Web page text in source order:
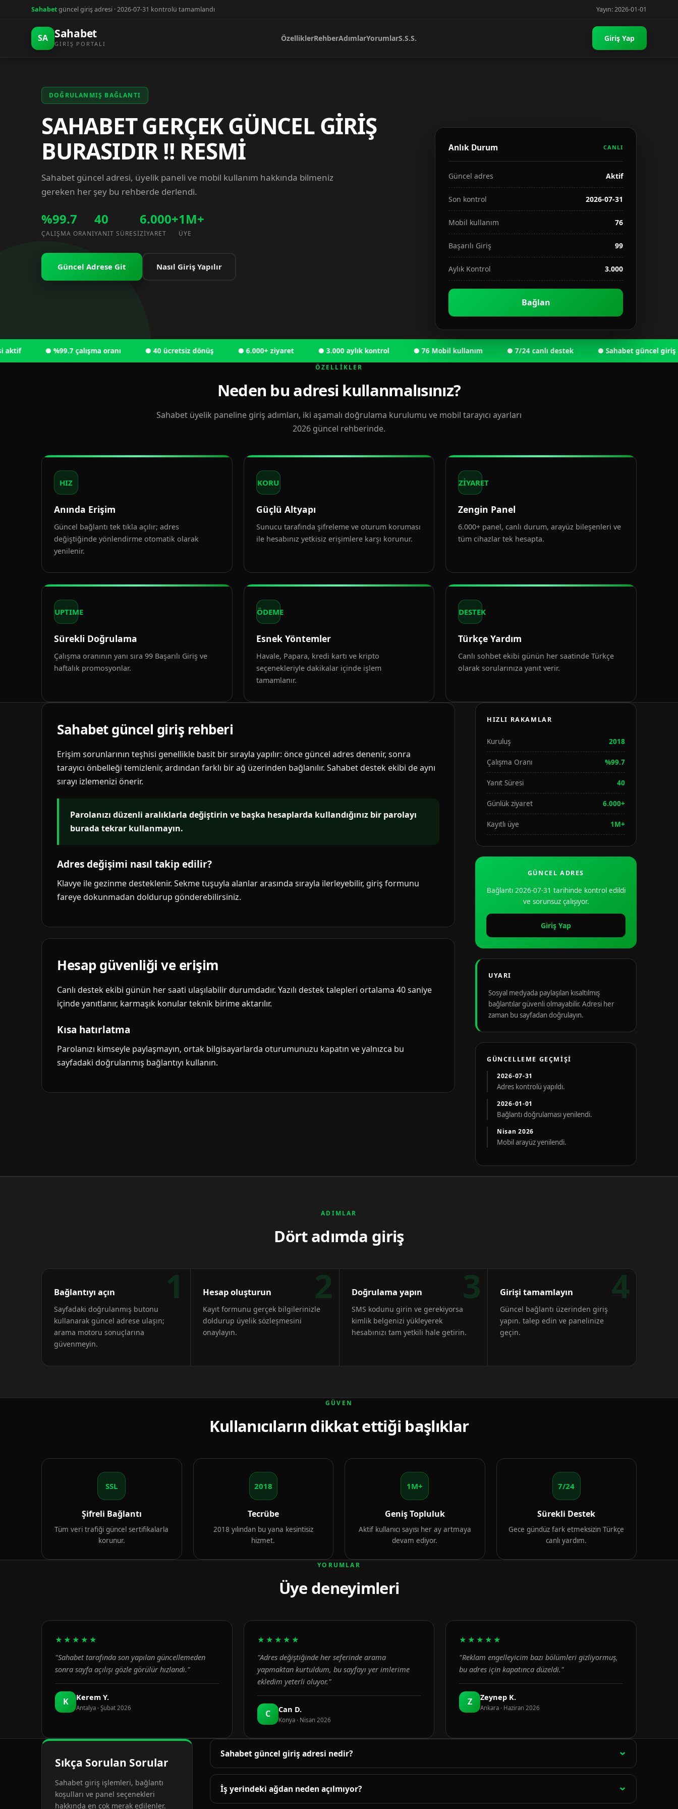
Sahabetgüncel giriş adresi · 2026-07-31 kontrolü tamamlandı Yayın: 2026-01-01
SA Sahabet
GIRIŞ PORTALI
ÖzelliklerRehberAdımlarYorumlarS.S.S. Giriş Yap
DOĞRULANMIŞ BAĞLANTI
SAHABET GERÇEK GÜNCEL GİRİŞ
BURASIDIR !! RESMİ
Sahabet güncel adresi, üyelik paneli ve mobil kullanım hakkında bilmeniz
gereken her şey bu rehberde derlendi.
%99.7
ÇALIŞMA ORANI
40
YANIT SÜRESI
6.000+
ZIYARET
1M+
ÜYE
Güncel Adrese Git Nasıl Giriş Yapılır
Anlık Durum CANLI
Güncel adres Aktif
Son kontrol 2026-07-31
Mobil kullanım 76
Başarılı Giriş 99
Aylık Kontrol 3.000
Bağlan
● %99.7 çalışma oranı ● 40 ücretsiz dönüş ● 6.000+ ziyaret ● 3.000 aylık kontrol ● 76 Mobil kullanım ● 7/24 canlı destek ● Sahabet güncel giriş
ÖZELLIKLER
Neden bu adresi kullanmalısınız?
Sahabet üyelik paneline giriş adımları, iki aşamalı doğrulama kurulumu ve mobil tarayıcı ayarları
2026 güncel rehberinde.
HIZ
Anında Erişim
Güncel bağlantı tek tıkla açılır; adres
değiştiğinde yönlendirme otomatik olarak
yenilenir.
KORU
Güçlü Altyapı
Sunucu tarafında şifreleme ve oturum koruması
ile hesabınız yetkisiz erişimlere karşı korunur.
ZİYARET
Zengin Panel
6.000+ panel, canlı durum, arayüz bileşenleri ve
tüm cihazlar tek hesapta.
UPTIME
Sürekli Doğrulama
Çalışma oranının yanı sıra 99 Başarılı Giriş ve
haftalık promosyonlar.
ÖDEME
Esnek Yöntemler
Havale, Papara, kredi kartı ve kripto
seçenekleriyle dakikalar içinde işlem
tamamlanır.
DESTEK
Türkçe Yardım
Canlı sohbet ekibi günün her saatinde Türkçe
olarak sorularınıza yanıt verir.
Sahabet güncel giriş rehberi
Erişim sorunlarının teşhisi genellikle basit bir sırayla yapılır: önce güncel adres denenir, sonra
tarayıcı önbelleği temizlenir, ardından farklı bir ağ üzerinden bağlanılır. Sahabet destek ekibi de aynı
sırayı izlemenizi önerir.
Parolanızı düzenli aralıklarla değiştirin ve başka hesaplarda kullandığınız bir parolayı
burada tekrar kullanmayın.
Adres değişimi nasıl takip edilir?
Klavye ile gezinme desteklenir. Sekme tuşuyla alanlar arasında sırayla ilerleyebilir, giriş formunu
fareye dokunmadan doldurup gönderebilirsiniz.
Hesap güvenliği ve erişim
Canlı destek ekibi günün her saati ulaşılabilir durumdadır. Yazılı destek talepleri ortalama 40 saniye
içinde yanıtlanır, karmaşık konular teknik birime aktarılır.
Kısa hatırlatma
Parolanızı kimseyle paylaşmayın, ortak bilgisayarlarda oturumunuzu kapatın ve yalnızca bu
sayfadaki doğrulanmış bağlantıyı kullanın.
HIZLI RAKAMLAR
Kuruluş 2018
Çalışma Oranı %99.7
Yanıt Süresi 40
Günlük ziyaret 6.000+
Kayıtlı üye 1M+
GÜNCEL ADRES
Bağlantı 2026-07-31 tarihinde kontrol edildi
ve sorunsuz çalışıyor.
Giriş Yap
UYARI
Sosyal medyada paylaşılan kısaltılmış
bağlantılar güvenli olmayabilir. Adresi her
zaman bu sayfadan doğrulayın.
GÜNCELLEME GEÇMIŞI
2026-07-31
Adres kontrolü yapıldı.
2026-01-01
Bağlantı doğrulaması yenilendi.
Nisan 2026
Mobil arayüz yenilendi.
ADIMLAR
Dört adımda giriş
1
Bağlantıyı açın
Sayfadaki doğrulanmış butonu
kullanarak güncel adrese ulaşın;
arama motoru sonuçlarına
güvenmeyin.
2
Hesap oluşturun
Kayıt formunu gerçek bilgilerinizle
doldurup üyelik sözleşmesini
onaylayın.
3
Doğrulama yapın
SMS kodunu girin ve gerekiyorsa
kimlik belgenizi yükleyerek
hesabınızı tam yetkili hale getirin.
4
Girişi tamamlayın
Güncel bağlantı üzerinden giriş
yapın. talep edin ve panelinize
geçin.
GÜVEN
Kullanıcıların dikkat ettiği başlıklar
SSL
Şifreli Bağlantı
Tüm veri trafiği güncel sertifikalarla
korunur.
2018
Tecrübe
2018 yılından bu yana kesintisiz
hizmet.
1M+
Geniş Topluluk
Aktif kullanıcı sayısı her ay artmaya
devam ediyor.
7/24
Sürekli Destek
Gece gündüz fark etmeksizin Türkçe
canlı yardım.
YORUMLAR
Üye deneyimleri
★★★★★
"Sahabet tarafında son yapılan güncellemeden
sonra sayfa açılışı gözle görülür hızlandı."
K Kerem Y.
Antalya · Şubat 2026
★★★★★
"Adres değiştiğinde her seferinde arama
yapmaktan kurtuldum, bu sayfayı yer imlerime
ekledim yeterli oluyor."
C Can D.
Konya · Nisan 2026
★★★★★
"Reklam engelleyicim bazı bölümleri gizliyormuş,
bu adres için kapatınca düzeldi."
Z Zeynep K.
Ankara · Haziran 2026
Sıkça Sorulan Sorular
Sahabet giriş işlemleri, bağlantı
koşulları ve panel seçenekleri
hakkında en çok merak edilenler.
Sahabet güncel giriş adresi nedir?
Güncel adres bu sayfanın üst bölümündeki bağlantıda yayınlanır. Bağlantı 15 dakikada bir otomatik olarak
denetlenir; adres değiştiğinde sayfa yenilenir.
İş yerindeki ağdan neden açılmıyor?